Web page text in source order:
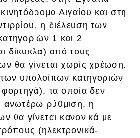
Αιγαίου και στη
η διέλευση των
1 και 2
δίκυκλα) από τους
θα γίνεται χωρίς χρέωση.
υπολοίπων κατηγοριών
τα οποία δεν
ανωτέρω ρύθμιση, η
θα γίνεται κανονικά με
(ηλεκτρονικά-